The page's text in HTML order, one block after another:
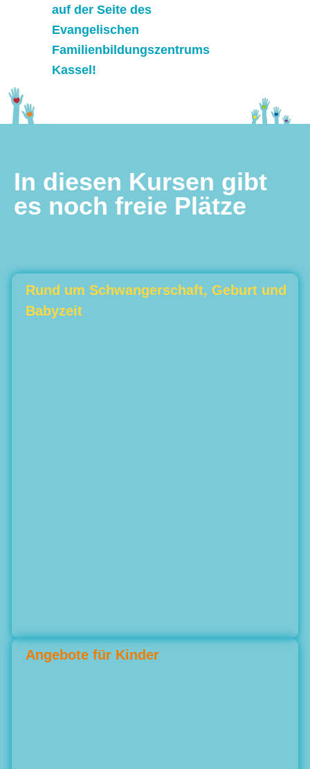
auf der Seite des
Evangelischen
Familienbildungszentrums
Kassel!
In diesen Kursen gibt
es noch freie Plätze
Rund um Schwangerschaft, Geburt und
Babyzeit
Angebote für Kinder